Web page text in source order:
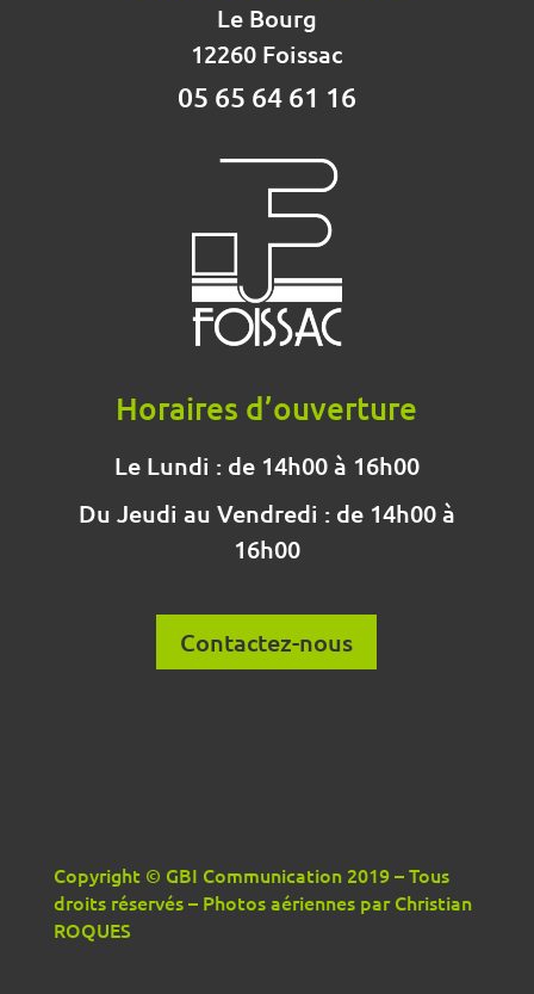
Le Bourg
12260 Foissac
05 65 64 61 16
Horaires d’ouverture
Le Lundi : de 14h00 à 16h00
Du Jeudi au Vendredi : de 14h00 à
16h00
Contactez-nous
Copyright © GBI Communication 2019 – Tous
droits réservés – Photos aériennes par Christian
ROQUES